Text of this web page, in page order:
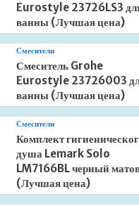
Eurostyle 23726LS3
ванны (Лучшая цена)
Смесители
Смеситель Grohe
Eurostyle 23726003
ванны (Лучшая цена)
Смесители
Комплект
душа Lemark Solo
LM7166BL черный
(Лучшая цена)